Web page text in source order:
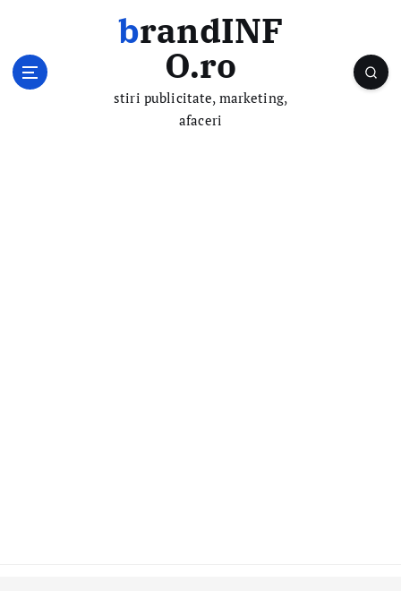
brandINF
O.ro
stiri publicitate, marketing,
afaceri